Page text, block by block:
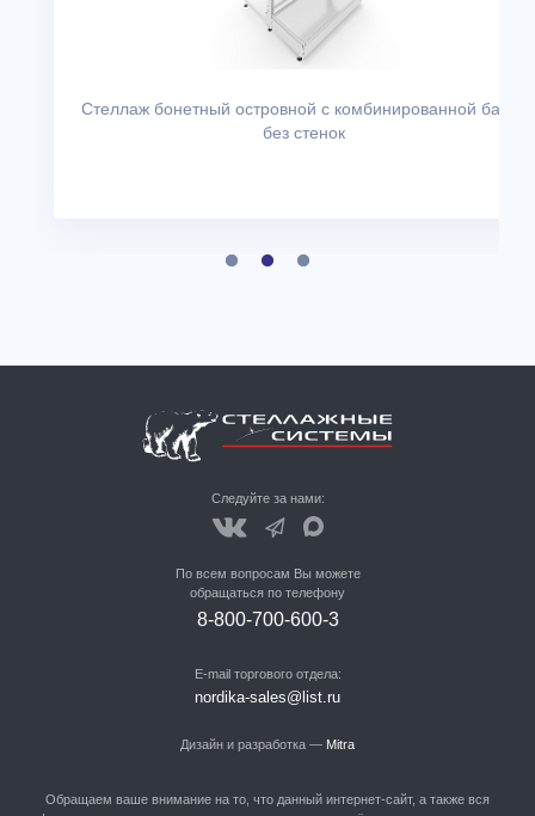
Стеллаж бонетный островной с комбинированной базой
без стенок
Следуйте за нами:
По всем вопросам Вы можете
обращаться по телефону
8-800-700-600-3
E-mail торгового отдела:
nordika-sales@list.ru
Дизайн и разработка — Mitra
Обращаем ваше внимание на то, что данный интернет-сайт, а также вся